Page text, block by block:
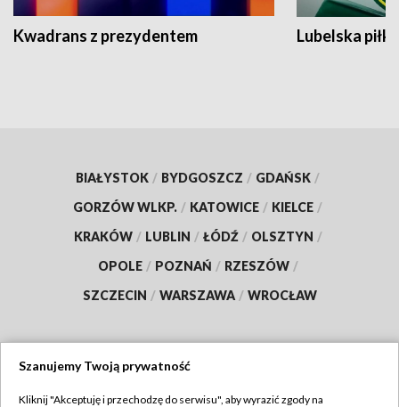
Kwadrans z prezydentem Lubelska piłka
BIAŁYSTOK / BYDGOSZCZ / GDAŃSK /
GORZÓW WLKP. / KATOWICE / KIELCE /
KRAKÓW / LUBLIN / ŁÓDŹ / OLSZTYN /
OPOLE / POZNAŃ / RZESZÓW /
SZCZECIN / WARSZAWA / WROCŁAW
Szanujemy Twoją prywatność
Kliknij "Akceptuję i przechodzę do serwisu", aby wyrazić zgody na